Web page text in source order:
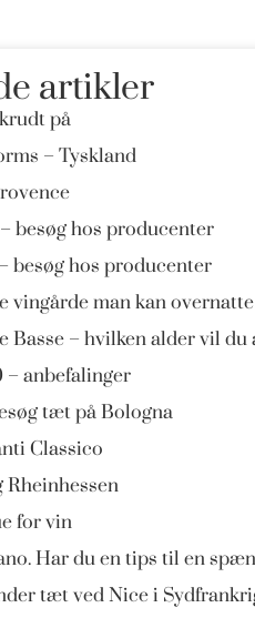
artikler
på
– Tyskland
besøg hos producenter
besøg hos producenter
vingårde man kan
Basse – hvilken alder vil du
– anbefalinger
tæt på Bologna
Classico
Rheinhessen
for vin
Har du en tips til en
tæt ved Nice i